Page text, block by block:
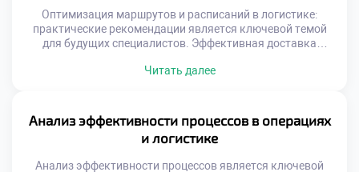
измеряется гибкостью […]
Оптимизация маршрутов и расписаний в логистике:
практические рекомендации является ключевой темой
для будущих специалистов. Эффективная доставка
Грамотное планирование путей снижает затраты
остается лишь набором формул. Логистическая отрасль
требует точности и системного подхода. Ошибки в
маршрутизации стоят предприятиям огромных […]
Читать далее
Анализ эффективности процессов в операциях
и логистике
Анализ эффективности процессов является ключевой